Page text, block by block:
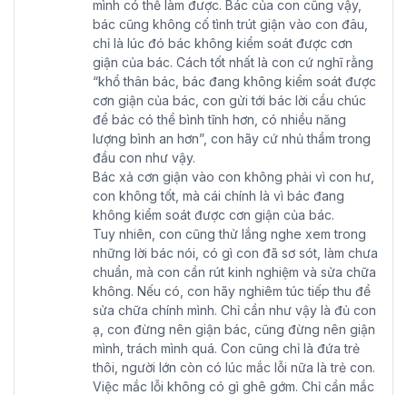
mình có thể làm được. Bác của con cũng vậy,
bác cũng không cố tình trút giận vào con đâu,
chỉ là lúc đó bác không kiểm soát được cơn
giận của bác. Cách tốt nhất là con cứ nghĩ rằng
“khổ thân bác, bác đang không kiểm soát được
cơn giận của bác, con gửi tới bác lời cầu chúc
để bác có thể bình tĩnh hơn, có nhiều năng
lượng bình an hơn”, con hãy cứ nhủ thầm trong
đầu con như vậy.
Bác xả cơn giận vào con không phải vì con hư,
con không tốt, mà cái chính là vì bác đang
không kiểm soát được cơn giận của bác.
Tuy nhiên, con cũng thử lắng nghe xem trong
những lời bác nói, có gì con đã sơ sót, làm chưa
chuẩn, mà con cần rút kinh nghiệm và sửa chữa
không. Nếu có, con hãy nghiêm túc tiếp thu để
sửa chữa chính mình. Chỉ cần như vậy là đủ con
ạ, con đừng nên giận bác, cũng đừng nên giận
mình, trách mình quá. Con cũng chỉ là đứa trẻ
thôi, người lớn còn có lúc mắc lỗi nữa là trẻ con.
Việc mắc lỗi không có gì ghê gớm. Chỉ cần mắc